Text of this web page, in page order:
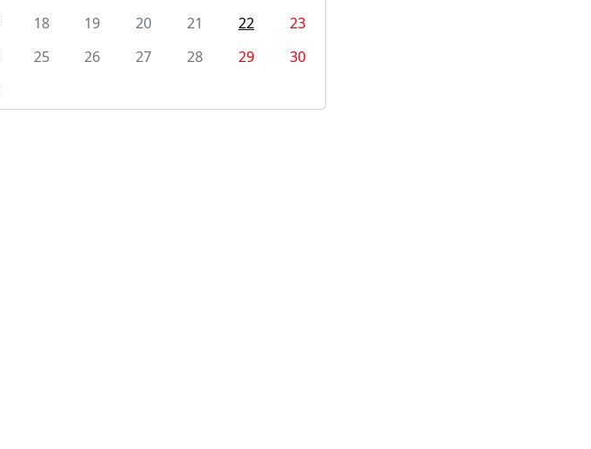
18 19 20 21 22
23
25 26 27 28 29
30